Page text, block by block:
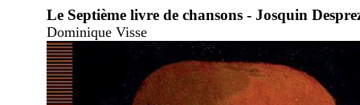
Le Septième livre de chansons - Josquin
Dominique Visse